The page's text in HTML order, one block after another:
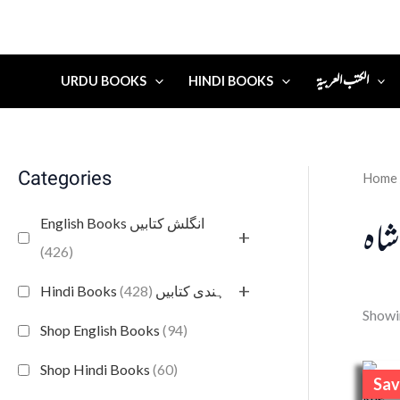
URDU BOOKS HINDI BOOKS الكتب العربية
Categories
English Books انگلش کتابیں
(426)
+
Hindi Books ہندی کتابیں (428) +
Shop English Books (94)
Shop Hindi Books (60)
Home